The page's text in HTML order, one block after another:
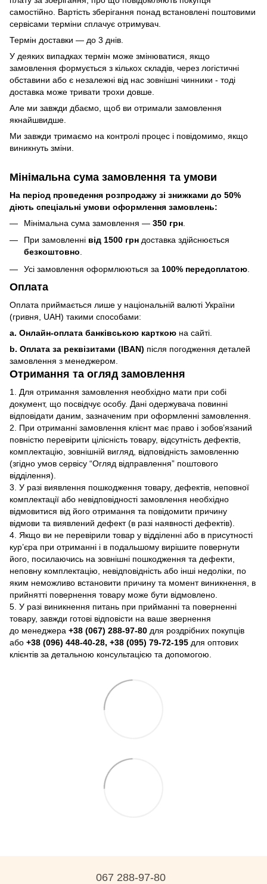
самостійно. Вартість зберігання понад вcтановлені поштовими
сервісами терміни сплачує отримувач.
Термін доставки — до 3 днів.
У деяких випадках термін може змінюватися, якщо
замовлення формується з кількох складів, через логістичні
обставини або є незалежні від нас зовнішні чинники - тоді
доставка може тривати трохи довше.
Але ми завжди дбаємо, щоб ви отримали замовлення
якнайшвидше.
Ми завжди тримаємо на контролі процес і повідомимо, якщо
виникнуть зміни.
Мінімальна сума замовлення та умови
На період проведення розпродажу зі знижками до 50%
діють спеціальні умови оформлення замовлень:
Мінімальна сума замовлення — 350 грн
При замовленні від 1500 грн доставка здійснюється
безкоштовно.
Усі замовлення оформлюються за 100% передоплатою
Оплата
Оплата приймається лише у національній валюті України
(гривня, UAH) такими способами:
a. Онлайн-оплата банківською карткою на сайті.
b. Оплата за реквізитами (IBAN) після погодження деталей
замовлення з менеджером.
Отримання та огляд замовлення
1. Для отримання замовлення необхідно мати при собі
документ, що посвідчує особу. Дані одержувача повинні
відповідати даним, зазначеним при оформленні замовлення.
2. При отриманні замовлення клієнт має право і зобов’язаний
повністю перевірити цілісність товару, відсутність дефектів,
комплектацію, зовнішній вигляд, відповідність замовленню
(згідно умов сервісу “Огляд відправлення” поштового
відділення).
3. У разі виявлення пошкодження товару, дефектів, неповної
комплектації або невідповідності замовлення необхідно
відмовитися від його отримання та повідомити причину
відмови та виявлений дефект (в разі наявності дефектів).
4. Якщо ви не перевірили товар у відділенні або в присутності
кур’єра при отриманні і в подальшому вирішите повернути
його, посилаючись на зовнішні пошкодження та дефекти,
неповну комплектацію, невідповідність або інші недоліки, по
яким неможливо встановити причину та момент виникнення, в
прийнятті повернення товару може бути відмовлено.
5. У разі виникнення питань при прийманні та поверненні
товару, завжди готові відповісти на ваше звернення
до менеджера +38 (067) 288-97-80 для роздрібних покупців
або +38 (096) 448-40-28, +38 (095) 79-72-195 для оптових
клієнтів за детальною консультацією та допомогою.
067 288-97-80